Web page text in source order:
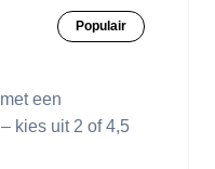
Populair
een
kies uit 2 of 4,5